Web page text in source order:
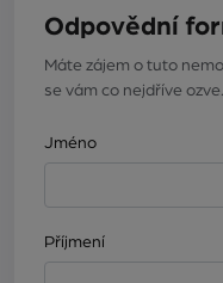
Odpovědní
Máte zájem o tuto
se vám co nejdříve ozve.
Jméno
Příjmení